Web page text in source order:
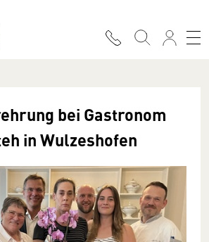
bei Gastronom
in Wulzeshofen